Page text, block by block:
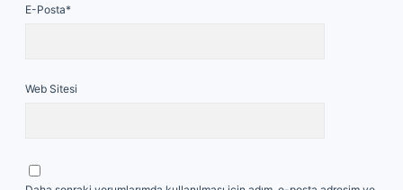
E-Posta*
Web Sitesi